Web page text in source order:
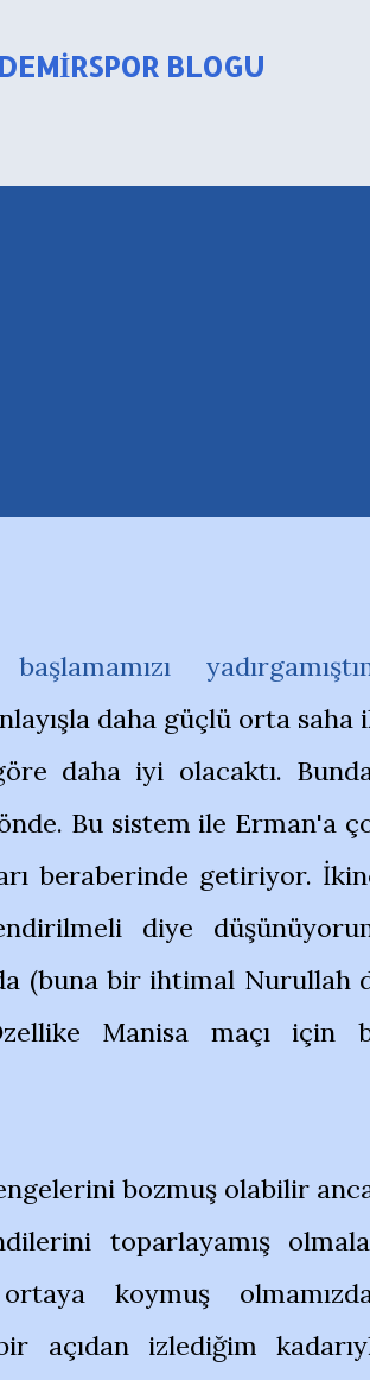
BLOGU
daha güçlü orta saha
daha iyi olacaktı.
Bu sistem ile Erman'a
beraberinde getiriyor.
diye
(buna bir ihtimal Nurullah
Manisa maçı için
bozmuş olabilir
toparlayamış
koymuş
açıdan izlediğim